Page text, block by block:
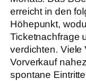
erreicht in den
Höhepunkt,
Ticketnachfrage
verdichten. Viele
Vorverkauf
spontane